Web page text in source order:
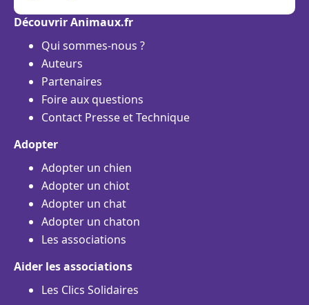
Découvrir Animaux.fr
Qui sommes-nous ?
Auteurs
Partenaires
Foire aux questions
Contact Presse et Technique
Adopter
Adopter un chien
Adopter un chiot
Adopter un chat
Adopter un chaton
Les associations
Aider les associations
Les Clics Solidaires